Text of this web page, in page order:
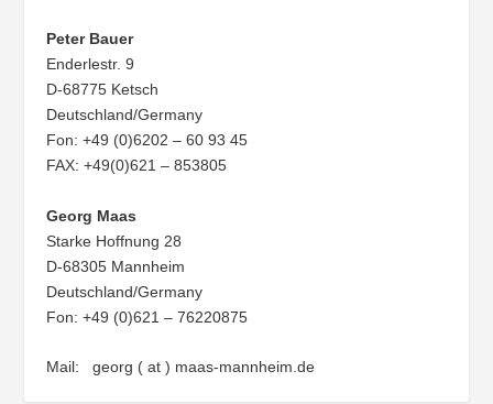
Peter Bauer
Enderlestr. 9
D-68775 Ketsch
Deutschland/Germany
Fon: +49 (0)6202 – 60 93 45
FAX: +49(0)621 – 853805
Georg Maas
Starke Hoffnung 28
D-68305 Mannheim
Deutschland/Germany
Fon: +49 (0)621 – 76220875
Mail: georg ( at ) maas-mannheim.de